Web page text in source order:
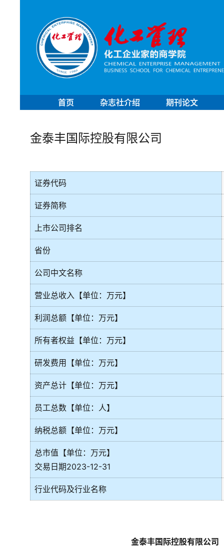
首页 杂志社介绍 期刊论文
金泰丰国际控股有限公司
证券代码
证券简称
上市公司排名
省份
公司中文名称
营业总收入【单位：万元】
利润总额【单位：万元】
所有者权益【单位：万元】
研发费用【单位：万元】
资产总计【单位：万元】
员工总数【单位：人】
纳税总额【单位：万元】
总市值【单位：万元】
交易日期2023-12-31
行业代码及行业名称
金泰丰国际控股有限公司